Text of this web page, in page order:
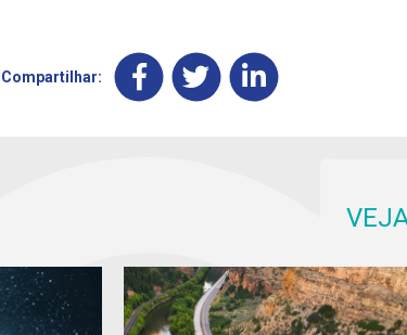
Compartilhar: